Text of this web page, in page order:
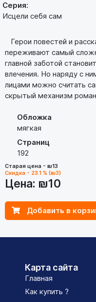
Серия:
Исцели себя сам
Герои повестей и
переживают самый
главной заботой
влечения. Но наряду с
лицами можно считать
скрытый механизм
Обложка
мягкая
Страниц
192
Старая цена - ₪13
Скидка - 23.1 % (₪3)
Цена: ₪10
Добавить в
Карта сайта
Главная
Как купить ?